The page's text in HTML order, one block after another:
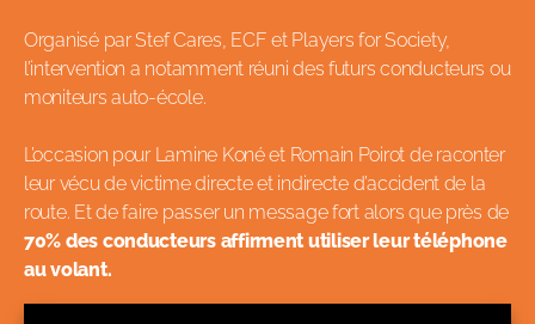
Organisé par Stef Cares, ECF et Players for Society,
l’intervention a notamment réuni des futurs conducteurs ou
moniteurs auto-école.
L’occasion pour Lamine Koné et Romain Poirot de raconter
leur vécu de victime directe et indirecte d’accident de la
route. Et de faire passer un message fort alors que près de
70% des conducteurs affirment utiliser leur téléphone
au volant.